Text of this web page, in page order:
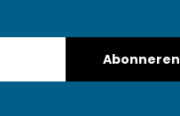
Abonneren